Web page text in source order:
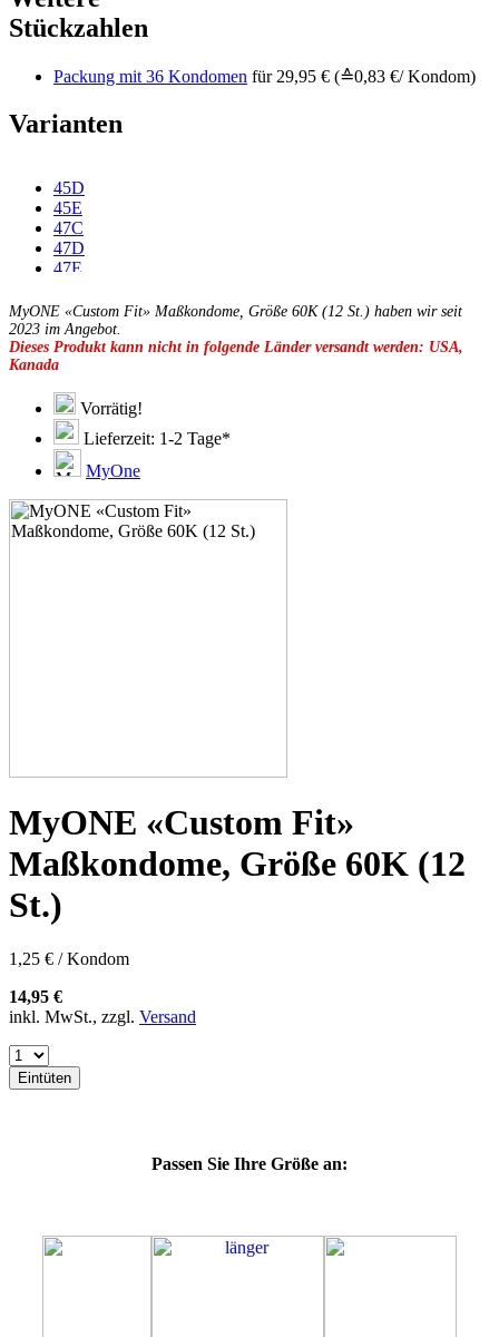
Stückzahlen
Packung mit 36 Kondomen für 29,95 € (≙0,83 €/ Kondom)
Varianten
45D
45E
47C
47D
47E
49C
49D
49E
49F
49G
51C
51D
51E
51F
51H
53C
57F
57G
57H
57K
60E
60F
60H
60J
60L
64E
64K
64L
MyONE «Custom Fit» Maßkondome, Größe 60K (12 St.) haben wir seit
2023 im Angebot.
Dieses Produkt kann nicht in folgende Länder versandt werden: USA,
Kanada
Vorrätig!
Lieferzeit: 1-2 Tage*
MyOne
MyONE «Custom Fit»
Maßkondome, Größe 60K (12
St.)
1,25 € / Kondom
14,95 €
inkl. MwSt., zzgl. Versand
Eintüten
Passen Sie Ihre Größe an: